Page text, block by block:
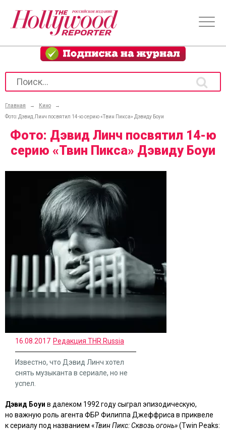
Главная → Кино
→
Фото: Дэвид Линч посвятил 14-ю серию «Твин Пикса» Дэвиду Боуи
Фото: Дэвид Линч посвятил 14-ю
серию «Твин Пикса» Дэвиду Боуи
16.08.2017 Редакция THR Russia
Известно, что Дэвид Линч хотел
снять музыканта в сериале, но не
успел.
Дэвид Боуи в далеком 1992 году сыграл эпизодическую,
но важную роль агента ФБР Филиппа Джеффриса в приквеле
к сериалу под названием «Твин Пикс: Сквозь огонь»(Twin Peaks: